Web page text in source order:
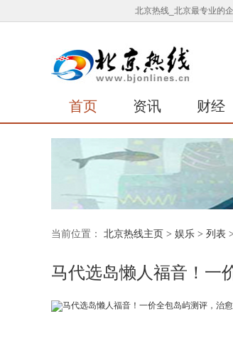
北京热线_北京最专业的
首页 资讯 财经
当前位置： 北京热线主页 > 娱乐 > 列表 >
马代选岛懒人福音！一